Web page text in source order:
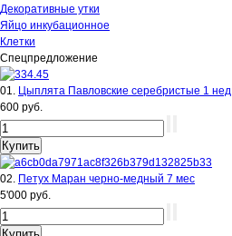
Декоративные утки
Яйцо инкубационное
Клетки
Спецпредложение
01. Цыплята Павловские серебристые 1 нед
600 руб.
02. Петух Маран черно-медный 7 мес
5'000 руб.